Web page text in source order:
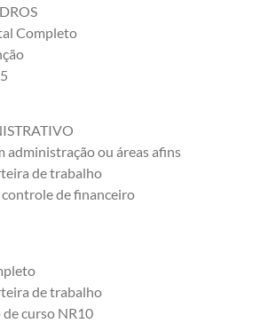
Completo
administração ou áreas afins
de trabalho
de financeiro
de trabalho
curso NR10